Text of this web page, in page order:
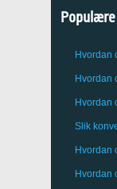
Hvordan
Hvordan
Hvordan
Slik
Hvordan
Hvordan